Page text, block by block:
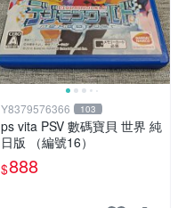
Y8379576366 103
ps vita PSV 數碼寶貝 世界 純
日版 （編號16）
$888